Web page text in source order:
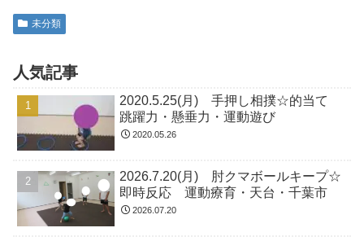
未分類
人気記事
2020.5.25(月) 手押し相撲☆的当て
跳躍力・懸垂力・運動遊び
2020.05.26
2026.7.20(月) 肘クマボールキープ☆
即時反応 運動療育・天台・千葉市
2026.07.20